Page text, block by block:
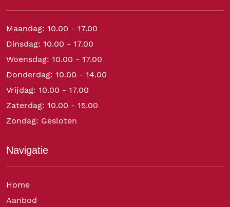
Maandag: 10.00 - 17.00
Dinsdag: 10.00 - 17.00
Woensdag: 10.00 - 17.00
Donderdag: 10.00 - 14.00
Vrijdag: 10.00 - 17.00
Zaterdag: 10.00 - 15.00
Zondag: Gesloten
Navigatie
Home
Aanbod